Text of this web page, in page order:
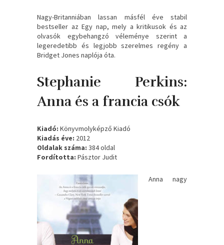
Nagy-Britanniában lassan másfél éve stabil
bestseller az Egy nap, mely a kritikusok és az
olvasók egybehangzó véleménye szerint a
legeredetibb és legjobb szerelmes regény a
Bridget Jones naplója óta.
Stephanie Perkins:
Anna ​és a francia csók
Kiadó: Könyvmolyképző Kiadó
Kiadás éve: 2012
Oldalak száma: 384 oldal
Fordította: Pásztor Judit
Anna nagy